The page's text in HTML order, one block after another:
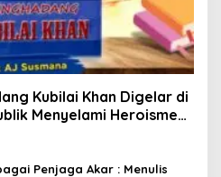
Kubilai Khan Digelar di
Menyelami Heroisme
Penjaga Akar : Menulis